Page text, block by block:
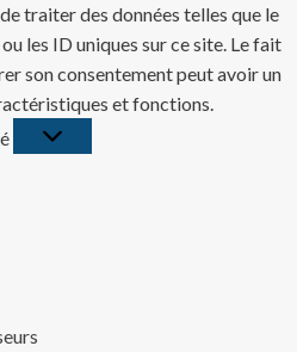
traiter des données telles que le
les ID uniques sur ce site. Le fait
son consentement peut avoir un
et fonctions.